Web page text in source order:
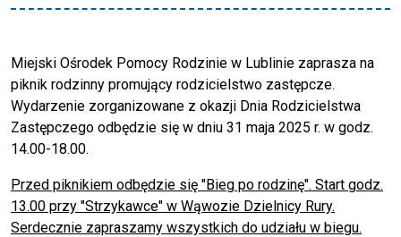
Miejski Ośrodek Pomocy Rodzinie w Lublinie zaprasza na
piknik rodzinny promujący rodzicielstwo zastępcze.
Wydarzenie zorganizowane z okazji Dnia Rodzicielstwa
Zastępczego odbędzie się w dniu 31 maja 2025 r. w godz.
14.00-18.00.
Przed piknikiem odbędzie się "Bieg po rodzinę". Start godz.
13.00 przy "Strzykawce" w Wąwozie Dzielnicy Rury.
Serdecznie zapraszamy wszystkich do udziału w biegu.